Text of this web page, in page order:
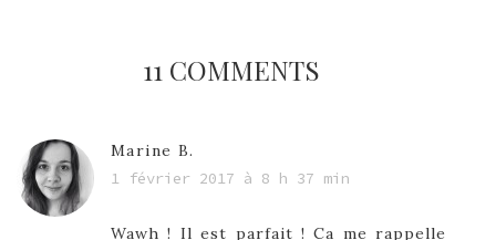
11 COMMENTS
Marine B.
1 février 2017 à 8 h 37 min
Wawh ! Il est parfait ! Ca me rappelle